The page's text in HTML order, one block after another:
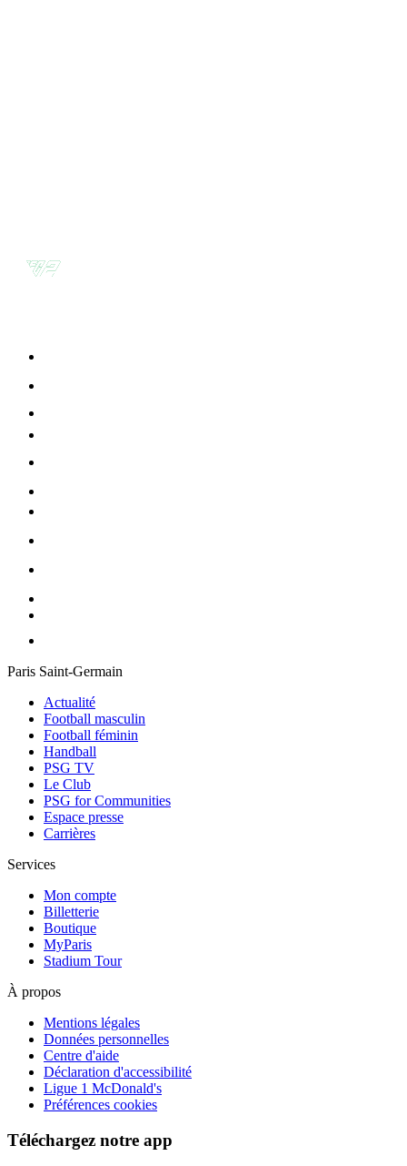
Paris Saint-Germain
Actualité
Football masculin
Football féminin
Handball
PSG TV
Le Club
PSG for Communities
Espace presse
Carrières
Services
Mon compte
Billetterie
Boutique
MyParis
Stadium Tour
À propos
Mentions légales
Données personnelles
Centre d'aide
Déclaration d'accessibilité
Ligue 1 McDonald's
Préférences cookies
Téléchargez notre app